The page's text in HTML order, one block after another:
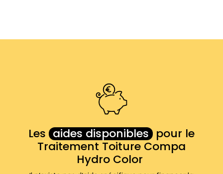
Les aides disponibles pour le
Traitement Toiture Compa
Hydro Color